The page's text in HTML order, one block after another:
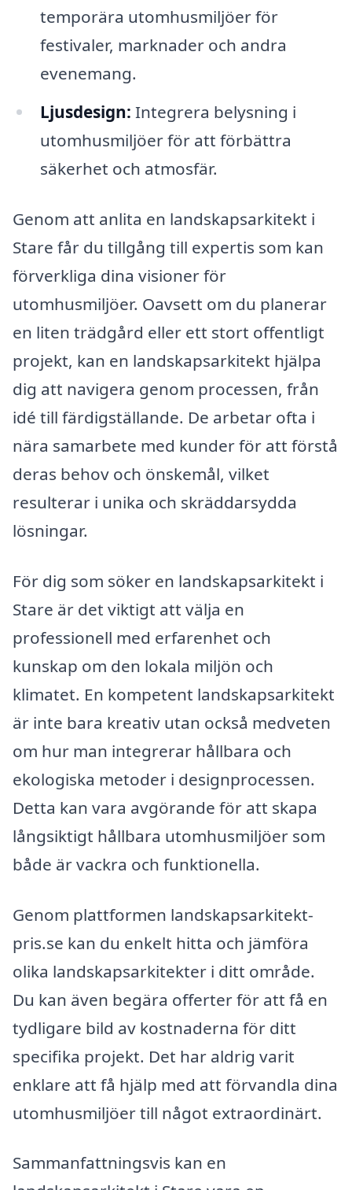
temporära utomhusmiljöer för
festivaler, marknader och andra
evenemang.
Ljusdesign: Integrera belysning i
utomhusmiljöer för att förbättra
säkerhet och atmosfär.
Genom att anlita en landskapsarkitekt i
Stare får du tillgång till expertis som kan
förverkliga dina visioner för
utomhusmiljöer. Oavsett om du planerar
en liten trädgård eller ett stort offentligt
projekt, kan en landskapsarkitekt hjälpa
dig att navigera genom processen, från
idé till färdigställande. De arbetar ofta i
nära samarbete med kunder för att förstå
deras behov och önskemål, vilket
resulterar i unika och skräddarsydda
lösningar.
För dig som söker en landskapsarkitekt i
Stare är det viktigt att välja en
professionell med erfarenhet och
kunskap om den lokala miljön och
klimatet. En kompetent landskapsarkitekt
är inte bara kreativ utan också medveten
om hur man integrerar hållbara och
ekologiska metoder i designprocessen.
Detta kan vara avgörande för att skapa
långsiktigt hållbara utomhusmiljöer som
både är vackra och funktionella.
Genom plattformen landskapsarkitekt-
pris.se kan du enkelt hitta och jämföra
olika landskapsarkitekter i ditt område.
Du kan även begära offerter för att få en
tydligare bild av kostnaderna för ditt
specifika projekt. Det har aldrig varit
enklare att få hjälp med att förvandla dina
utomhusmiljöer till något extraordinärt.
Sammanfattningsvis kan en